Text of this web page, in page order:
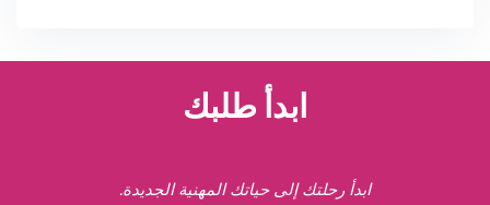
ابدأ طلبك
ابدأ رحلتك إلى حياتك المهنية الجديدة.